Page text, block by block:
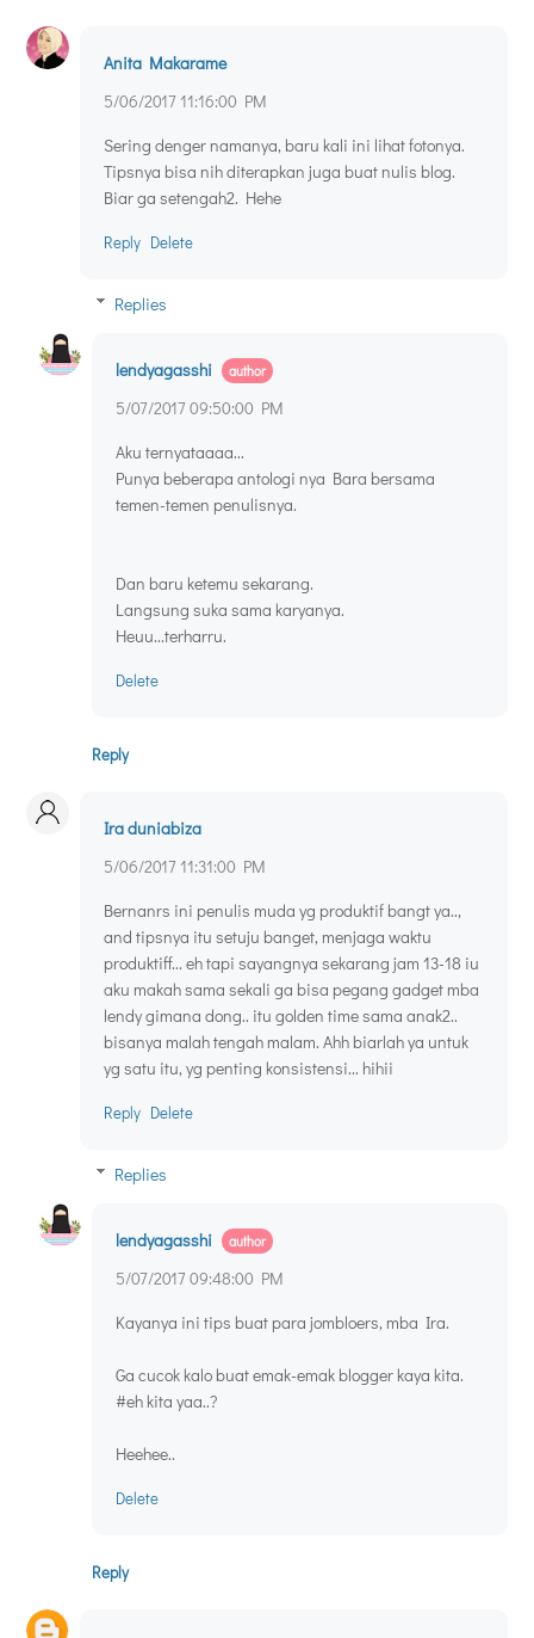
Anita Makarame
5/06/2017 11:16:00 PM
Sering denger namanya, baru kali ini lihat fotonya.
Tipsnya bisa nih diterapkan juga buat nulis blog.
Biar ga setengah2. Hehe
Reply Delete
Replies
lendyagasshi
5/07/2017 09:50:00 PM
Aku ternyataaaa...
Punya beberapa antologi nya Bara bersama
temen-temen penulisnya.
Dan baru ketemu sekarang.
Langsung suka sama karyanya.
Heuu...terharru.
Delete
Reply
Ira duniabiza
5/06/2017 11:31:00 PM
Bernanrs ini penulis muda yg produktif bangt ya..,
and tipsnya itu setuju banget, menjaga waktu
produktiff... eh tapi sayangnya sekarang jam 13-18 iu
aku makah sama sekali ga bisa pegang gadget mba
lendy gimana dong.. itu golden time sama anak2..
bisanya malah tengah malam. Ahh biarlah ya untuk
yg satu itu, yg penting konsistensi... hihii
Reply Delete
Replies
lendyagasshi
5/07/2017 09:48:00 PM
Kayanya ini tips buat para jombloers, mba Ira.
Ga cucok kalo buat emak-emak blogger kaya kita.
#eh kita yaa..?
Heehee..
Delete
Reply